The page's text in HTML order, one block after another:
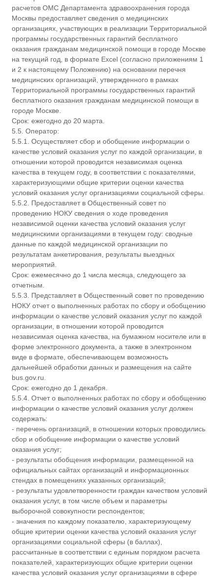
расчетов ОМС Департамента здравоохранения города
Москвы предоставляет сведения о медицинских
организациях, участвующих в реализации Территориальной
программы государственных гарантий бесплатного
оказания гражданам медицинской помощи в городе Москве
на текущий год, в формате Excel (согласно приложениям 1
и 2 к настоящему Положению) на основании перечня
медицинских организаций, утвержденного в рамках
Территориальной программы государственных гарантий
бесплатного оказания гражданам медицинской помощи в
городе Москве.
Срок: ежегодно до 20 марта.
5.5. Оператор:
5.5.1. Осуществляет сбор и обобщение информации о
качестве условий оказания услуг по каждой организации, в
отношении которой проводится независимая оценка
качества в текущем году, в соответствии с показателями,
характеризующими общие критерии оценки качества
условий оказания услуг организациями социальной сферы.
5.5.2. Предоставляет в Общественный совет по
проведению НОКУ сведения о ходе проведения
независимой оценки качества условий оказания услуг
медицинскими организациями в текущем году: сводные
данные по каждой медицинской организации по
результатам анкетирования, результаты выездных
мероприятий.
Срок: ежемесячно до 1 числа месяца, следующего за
отчетным.
5.5.3. Представляет в Общественный совет по проведению
НОКУ отчет о выполненных работах по сбору и обобщению
информации о качестве условий оказания услуг по каждой
организации, в отношении которой проводится
независимая оценка качества, на бумажном носителе или в
форме электронного документа, а также в электронном
виде в формате, обеспечивающем возможность
дальнейшей обработки данных и размещения на сайте
bus.gov.ru.
Срок: ежегодно до 1 декабря.
5.5.4. Отчет о выполненных работах по сбору и обобщению
информации о качестве условий оказания услуг должен
содержать:
- перечень организаций, в отношении которых проводились
сбор и обобщение информации о качестве условий
оказания услуг;
- результаты обобщения информации, размещенной на
официальных сайтах организаций и информационных
стендах в помещениях указанных организаций;
- результаты удовлетворенности граждан качеством условий
оказания услуг, в том числе объем и параметры
выборочной совокупности респондентов;
- значения по каждому показателю, характеризующему
общие критерии оценки качества условий оказания услуг
организациями социальной сферы (в баллах),
рассчитанные в соответствии с единым порядком расчета
показателей, характеризующих общие критерии оценки
качества условий оказания услуг организациями в сфере